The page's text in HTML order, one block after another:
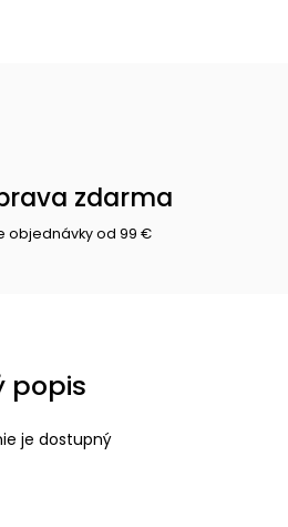
zdarma
objednávky od 99 €
popis
je dostupný